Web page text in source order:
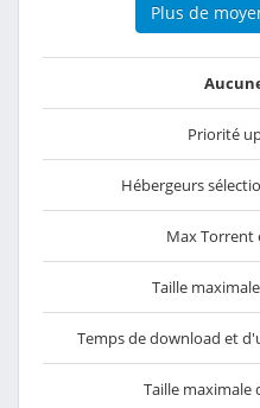
Plus de
Priorité
Hébergeurs
Max Torrent
Taille
Temps de download et
Taille maximale